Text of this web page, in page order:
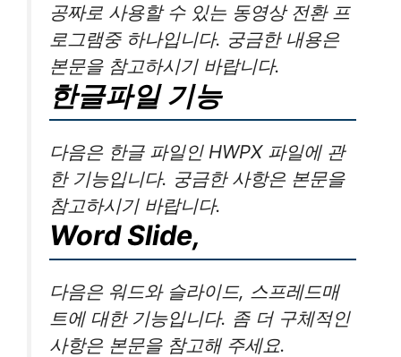
공짜로 사용할 수 있는 동영상 전환 프
로그램중 하나입니다. 궁금한 내용은
본문을 참고하시기 바랍니다.
한글파일 기능
다음은 한글 파일인 HWPX 파일에 관
한 기능입니다. 궁금한 사항은 본문을
참고하시기 바랍니다.
Word Slide,
다음은 워드와 슬라이드, 스프레드매
트에 대한 기능입니다. 좀 더 구체적인
사항은 본문을 참고해 주세요.